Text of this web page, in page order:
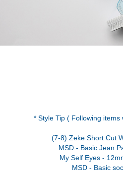
* Style Tip ( Following
(7-8) Zeke Short Cut
MSD - Basic Jean
My Self Eyes -
MSD - Basic